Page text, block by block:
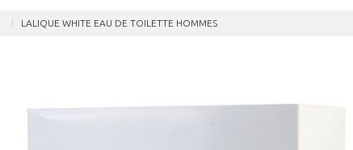
LALIQUE WHITE EAU DE TOILETTE HOMMES